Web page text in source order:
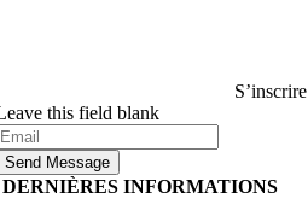
S’inscrire
this field blank
Send Message
DERNIÈRES INFORMATIONS